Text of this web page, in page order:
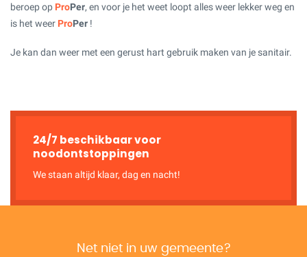
beroep op ProPer, en voor je het weet loopt alles weer lekker weg en
is het weer ProPer !
Je kan dan weer met een gerust hart gebruik maken van je sanitair.
24/7 beschikbaar voor
noodontstoppingen
We staan altijd klaar, dag en nacht!
Net niet in uw gemeente?